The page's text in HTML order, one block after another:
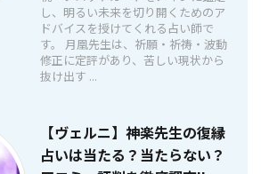
し、明るい未来を切り開くためのア
ドバイスを授けてくれる占い師で
す。 月凰先生は、祈願・祈祷・波動
修正に定評があり、苦しい現状から
抜け出す ...
【ヴェルニ】神楽先生の復縁
占いは当たる？当たらない？